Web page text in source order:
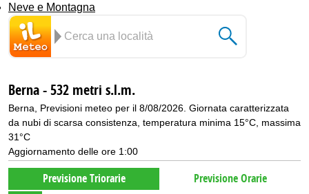
Neve e Montagna
Berna - 532 metri s.l.m.
Berna, Previsioni meteo per il 8/08/2026. Giornata caratterizzata
da nubi di scarsa consistenza, temperatura minima 15°C, massima
31°C
Aggiornamento delle ore 1:00
Previsione Triorarie
Previsione Orarie